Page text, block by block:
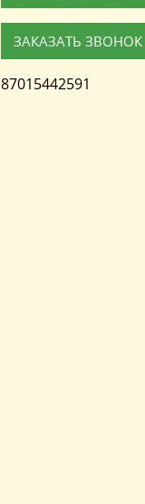
ЗАКАЗАТЬ ЗВОНОК
87015442591